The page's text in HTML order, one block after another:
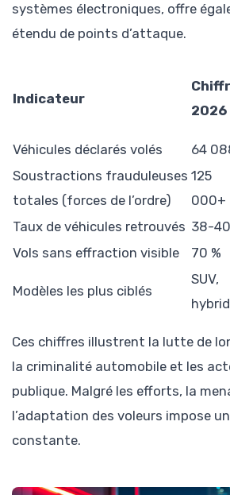
systèmes électroniques, offre
étendu de points d’attaque.
Indicateur
2026
Véhicules déclarés volés
64
Soustractions frauduleuses
totales (forces de l’ordre)
125
000+
Taux de véhicules retrouvés 38-
Vols sans effraction visible
70 %
Modèles les plus ciblés
SUV,
Ces chiffres illustrent la lutte de
la criminalité automobile et les
publique. Malgré les efforts, la
l’adaptation des voleurs impose
constante.